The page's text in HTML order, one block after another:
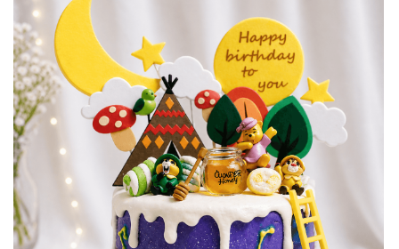
記住我
註冊
粉絲好康
加入甜點廚師接單平台